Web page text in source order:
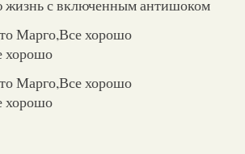
жизнь с включенным антишоком
Марго,Все хорошо
хорошо
Марго,Все хорошо
хорошо